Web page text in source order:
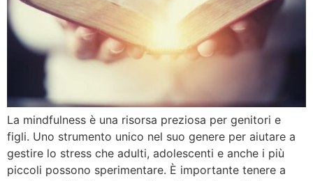
La mindfulness è una risorsa preziosa per genitori e
figli. Uno strumento unico nel suo genere per aiutare a
gestire lo stress che adulti, adolescenti e anche i più
piccoli possono sperimentare. È importante tenere a